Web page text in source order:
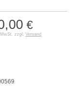
€
zzgl. Versand